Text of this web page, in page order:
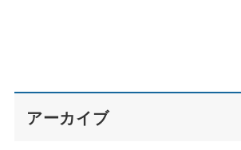
アーカイブ